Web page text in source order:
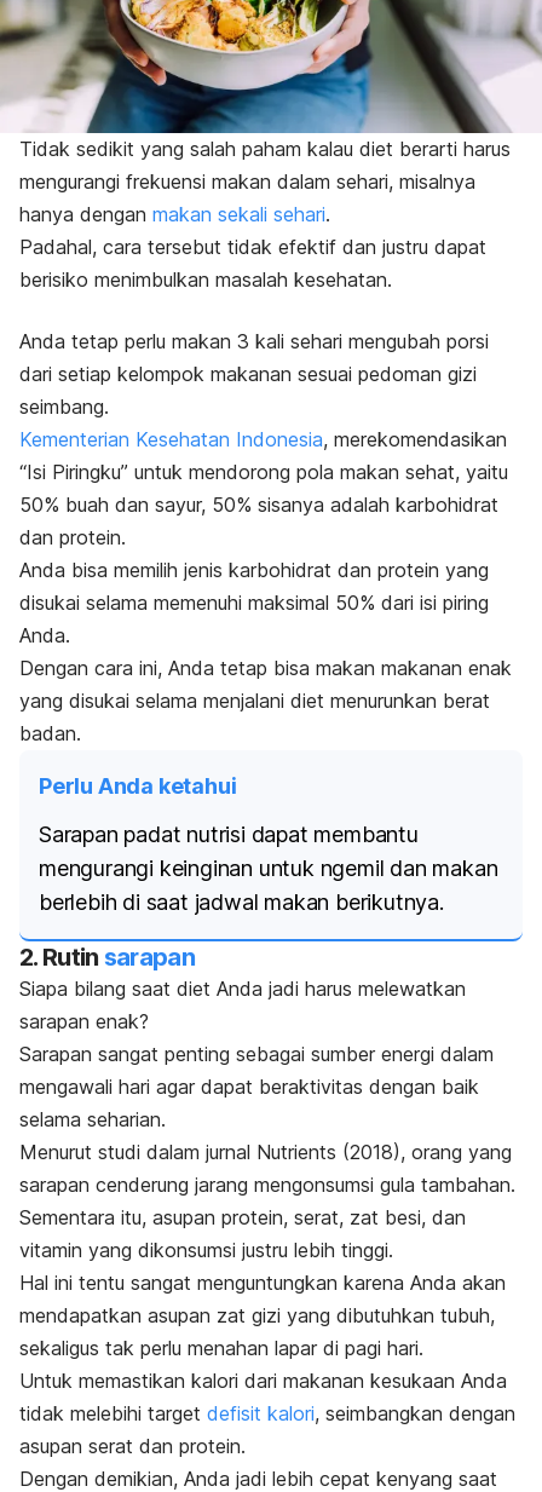
Tidak sedikit yang salah paham kalau diet berarti harus
mengurangi frekuensi makan dalam sehari, misalnya
hanya dengan makan sekali sehari.
Padahal, cara tersebut tidak efektif dan justru dapat
berisiko menimbulkan masalah kesehatan.
Anda tetap perlu makan 3 kali sehari mengubah porsi
dari setiap kelompok makanan sesuai pedoman gizi
seimbang.
Kementerian Kesehatan Indonesia, merekomendasikan
“Isi Piringku” untuk mendorong pola makan sehat, yaitu
50% buah dan sayur, 50% sisanya adalah karbohidrat
dan protein.
Anda bisa memilih jenis karbohidrat dan protein yang
disukai selama memenuhi maksimal 50% dari isi piring
Anda.
Dengan cara ini, Anda tetap bisa makan makanan enak
yang disukai selama menjalani diet menurunkan berat
badan.
Perlu Anda ketahui
Sarapan padat nutrisi dapat membantu
mengurangi keinginan untuk ngemil dan makan
berlebih di saat jadwal makan berikutnya.
2. Rutin sarapan
Siapa bilang saat diet Anda jadi harus melewatkan
sarapan enak?
Sarapan sangat penting sebagai sumber energi dalam
mengawali hari agar dapat beraktivitas dengan baik
selama seharian.
Menurut studi dalam jurnal Nutrients (2018), orang yang
sarapan cenderung jarang mengonsumsi gula tambahan.
Sementara itu, asupan protein, serat, zat besi, dan
vitamin yang dikonsumsi justru lebih tinggi.
Hal ini tentu sangat menguntungkan karena Anda akan
mendapatkan asupan zat gizi yang dibutuhkan tubuh,
sekaligus tak perlu menahan lapar di pagi hari.
Untuk memastikan kalori dari makanan kesukaan Anda
tidak melebihi target defisit kalori, seimbangkan dengan
asupan serat dan protein.
Dengan demikian, Anda jadi lebih cepat kenyang saat